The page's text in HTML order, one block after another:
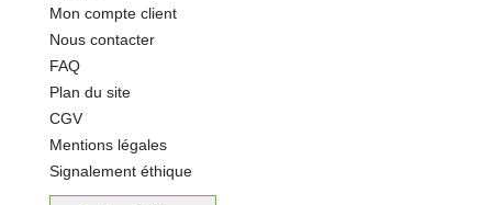
Mon compte client
Nous contacter
FAQ
Plan du site
CGV
Mentions légales
Signalement éthique